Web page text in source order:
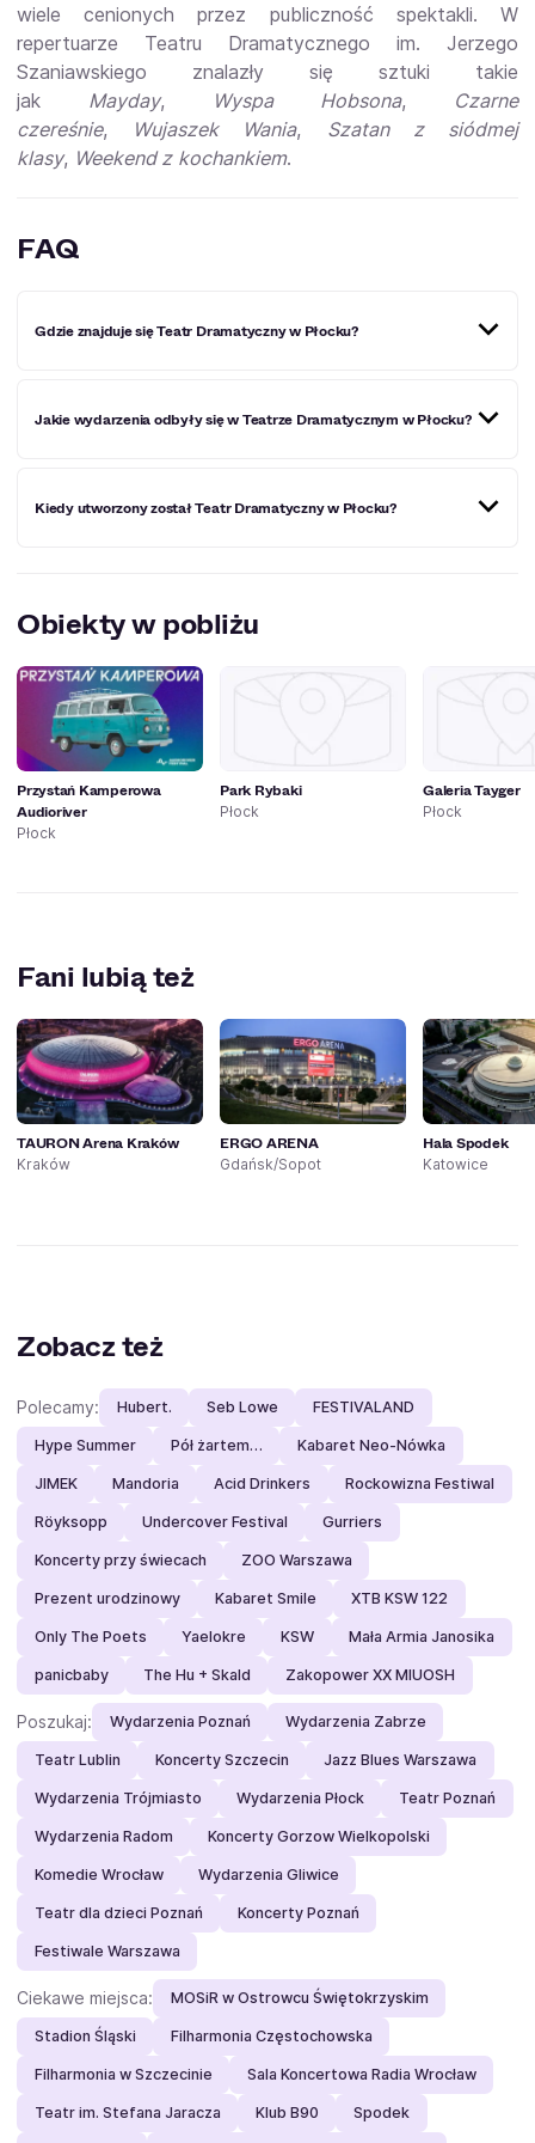
wiele cenionych przez publiczność spektakli. W
repertuarze Teatru Dramatycznego im. Jerzego
Szaniawskiego znalazły się sztuki takie
jak Mayday, Wyspa Hobsona, Czarne
czereśnie, Wujaszek Wania, Szatan z siódmej
klasy, Weekend z kochankiem.
FAQ
Gdzie znajduje się Teatr Dramatyczny w Płocku?
Rynku 11 w nowoczesnym i zmodernizowanym budynku.
Jakie wydarzenia odbyły się w Teatrze Dramatycznym w Płocku?
przedstawienia teatralne i koncerty. Publiczność miała
Kiedy utworzony został Teatr Dramatyczny w Płocku?
Obiekty w pobliżu
Przystań Kamperowa
Audioriver
Płock
Park Rybaki
Płock
Galeria Tayger
Płock
Fani lubią też
TAURON Arena Kraków
Kraków
ERGO ARENA
Gdańsk/Sopot
Hala Spodek
Katowice
Zobacz też
Polecamy: Hubert. Seb Lowe FESTIVALAND
Hype Summer Pół żartem… Kabaret Neo-Nówka
JIMEK Mandoria Acid Drinkers Rockowizna Festiwal
Röyksopp Undercover Festival Gurriers
Koncerty przy świecach ZOO Warszawa
Prezent urodzinowy Kabaret Smile XTB KSW 122
Only The Poets Yaelokre KSW Mała Armia Janosika
panicbaby The Hu + Skald Zakopower XX MIUOSH
Poszukaj: Wydarzenia Poznań Wydarzenia Zabrze
Teatr Lublin Koncerty Szczecin Jazz Blues Warszawa
Wydarzenia Trójmiasto Wydarzenia Płock Teatr Poznań
Wydarzenia Radom Koncerty Gorzow Wielkopolski
Komedie Wrocław Wydarzenia Gliwice
Teatr dla dzieci Poznań Koncerty Poznań
Festiwale Warszawa
Ciekawe miejsca: MOSiR w Ostrowcu Świętokrzyskim
Stadion Śląski Filharmonia Częstochowska
Filharmonia w Szczecinie Sala Koncertowa Radia Wrocław
Teatr im. Stefana Jaracza Klub B90 Spodek